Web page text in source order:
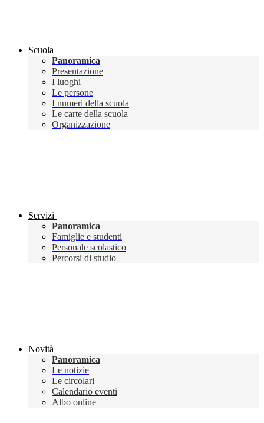
Scuola
Panoramica
Presentazione
I luoghi
Le persone
I numeri della scuola
Le carte della scuola
Organizzazione
Servizi
Panoramica
Famiglie e studenti
Personale scolastico
Percorsi di studio
Novità
Panoramica
Le notizie
Le circolari
Calendario eventi
Albo online